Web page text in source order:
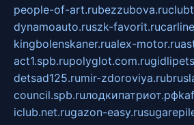
people-of-art.rubezzubova.ru
dynamoauto.ruszk-favorit.ru
kingbolenskaner.rualex-motor.ru
act1.spb.rupolyglot.com.ru
detsad125.rumir-zdoroviya.ru
council.spb.ruлодкипатриот.рф
iclub.net.rugazon-easy.ru